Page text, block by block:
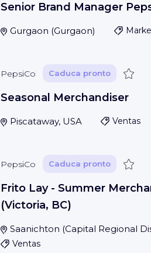
Senior Brand Manager
Gurgaon (Gurgaon)
PepsiCo Caduca pronto
Seasonal Merchandiser
Piscataway, USA Ventas
PepsiCo Caduca pronto
Frito Lay - Summer
(Victoria, BC)
Saanichton (Capital Regional
Ventas